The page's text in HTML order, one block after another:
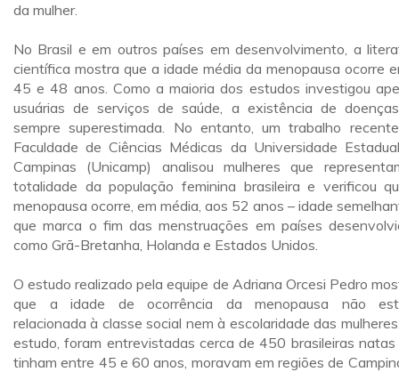
da mulher.
No Brasil e em outros países em desenvolvimento, a
científica mostra que a idade média da menopausa ocorre
45 e 48 anos. Como a maioria dos estudos investigou
usuárias de serviços de saúde, a existência de
sempre superestimada. No entanto, um trabalho
Faculdade de Ciências Médicas da Universidade
Campinas (Unicamp) analisou mulheres que
totalidade da população feminina brasileira e verificou
menopausa ocorre, em média, aos 52 anos – idade
que marca o fim das menstruações em países
como Grã-Bretanha, Holanda e Estados Unidos.
O estudo realizado pela equipe de Adriana Orcesi Pedro
que a idade de ocorrência da menopausa não
relacionada à classe social nem à escolaridade das
estudo, foram entrevistadas cerca de 450 brasileiras natas
tinham entre 45 e 60 anos, moravam em regiões de